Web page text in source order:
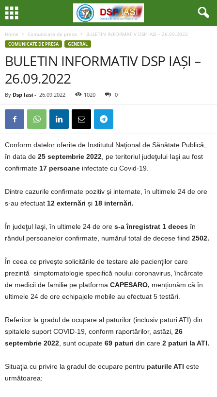
Home Comunicate de presa BULETIN INFORMATIV DSP IAȘI – 26.09.2022
COMUNICATE DE PRESA GENERAL
BULETIN INFORMATIV DSP IAȘI –
26.09.2022
By Dsp Iasi - 26.09.2022 1020 0
Conform datelor oferite de Institutul Naţional de Sănătate Publică,
în data de 25 septembrie 2022 , pe teritoriul judeţului Iaşi au fost
confirmate 17 persoane infectate cu Covid-19.
Dintre cazurile confirmate pozitiv și internate, în ultimele 24 de ore
s-au efectuat 12 externări și 18 internări.
În judeţul Iaşi, în ultimele 24 de ore s-a înregistrat 1 deces în
rândul persoanelor confirmate, numărul total de decese fiind 2502.
În ceea ce privește solicitările de testare ale pacienţilor care
prezintă simptomatologie specifică noului coronavirus, încărcate
de medicii de familie pe platforma CAPESARO, menționăm că în
ultimele 24 de ore echipajele mobile au efectuat 5 testări.
Referitor la gradul de ocupare al paturilor (inclusiv paturi ATI) din
spitalele suport COVID-19, conform raportărilor, astăzi, 26
septembrie 2022 , sunt ocupate 69 paturi din care 2 paturi la ATI.
Situaţia cu privire la gradul de ocupare pentru paturile ATI este
următoarea: